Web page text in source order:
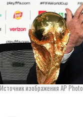
Источник изображения AP Photo